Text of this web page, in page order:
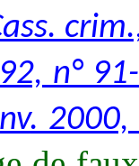
n°
. 2000,